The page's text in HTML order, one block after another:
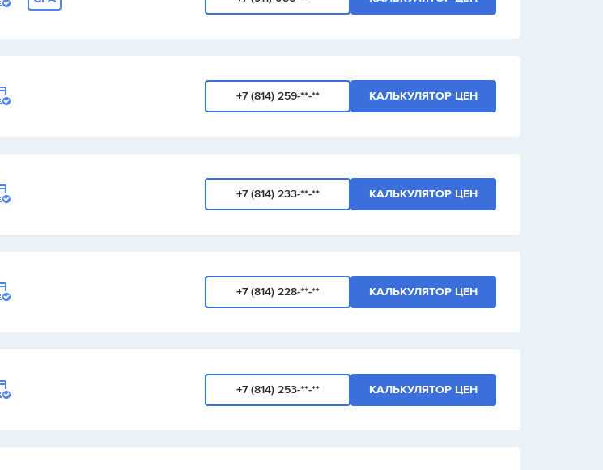
+7 (814) 259-**-** КАЛЬКУЛЯТОР ЦЕН
+7 (814) 233-**-** КАЛЬКУЛЯТОР ЦЕН
+7 (814) 228-**-** КАЛЬКУЛЯТОР ЦЕН
+7 (814) 253-**-** КАЛЬКУЛЯТОР ЦЕН